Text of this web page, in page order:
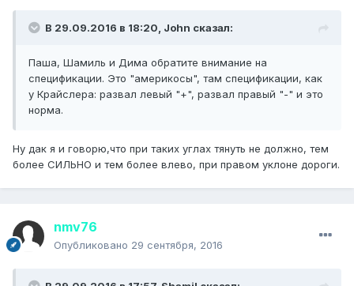
В 29.09.2016 в 18:20, John сказал:
Паша, Шамиль и Дима обратите внимание на
спецификации. Это "америкосы", там спецификации, как
у Крайслера: развал левый "+", развал правый "-" и это
норма.
Ну дак я и говорю,что при таких углах тянуть не должно, тем
более СИЛЬНО и тем более влево, при правом уклоне дороги.
nmv76
Опубликовано 29 сентября, 2016